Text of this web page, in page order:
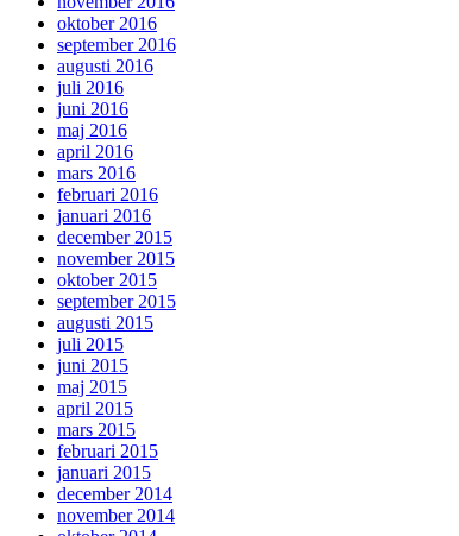
oktober 2016
september 2016
augusti 2016
juli 2016
juni 2016
maj 2016
april 2016
mars 2016
februari 2016
januari 2016
december 2015
november 2015
oktober 2015
september 2015
augusti 2015
juli 2015
juni 2015
maj 2015
april 2015
mars 2015
februari 2015
januari 2015
december 2014
november 2014